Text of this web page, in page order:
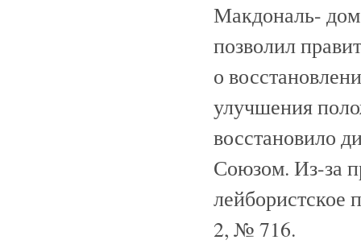
Макдональ-
позволил
о
улучшения
восстановило
Союзом. Из-за
лейбористское
2, № 716.